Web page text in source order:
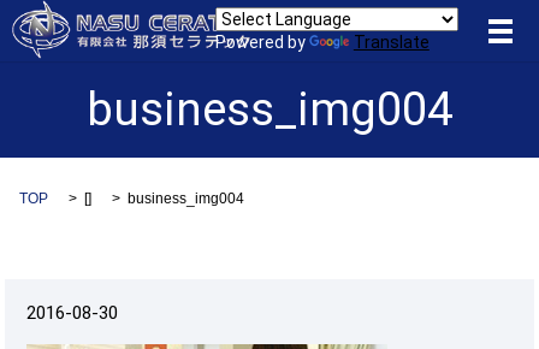
Powered by Translate メ
business_img004
TOP [] business_img004
2016-08-30